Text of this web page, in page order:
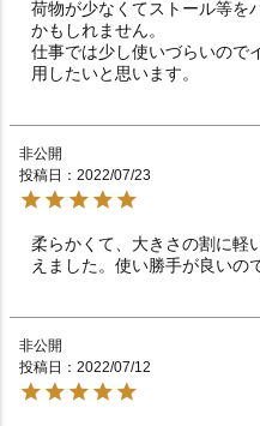
荷物が少なくてストール等を
かもしれません。
仕事では少し使いづらいので
用したいと思います。
非公開
投稿日
2022/07/23
柔らかくて、大きさの割に軽
えました。使い勝手が良いの
非公開
投稿日
2022/07/12